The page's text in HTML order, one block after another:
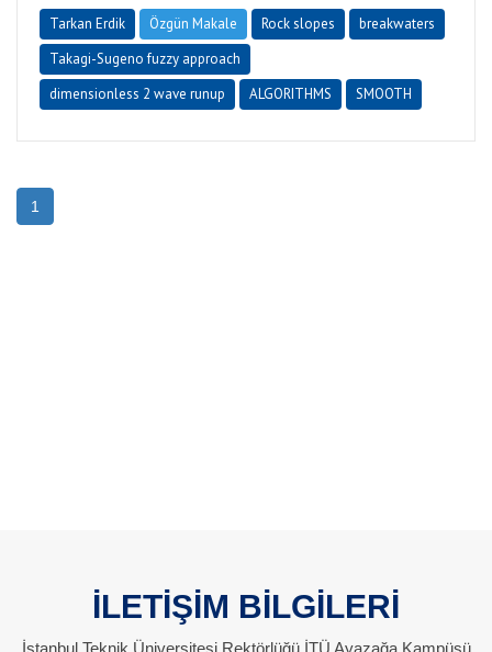
Tarkan Erdik Özgün Makale Rock slopes
breakwaters
Takagi-Sugeno fuzzy approach
dimensionless 2 wave runup
ALGORITHMS SMOOTH
1
İLETİŞİM BİLGİLERİ
İstanbul Teknik Üniversitesi Rektörlüğü İTÜ Ayazağa Kampüsü